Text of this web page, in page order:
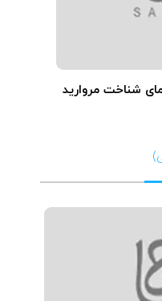
شناخت مروارید